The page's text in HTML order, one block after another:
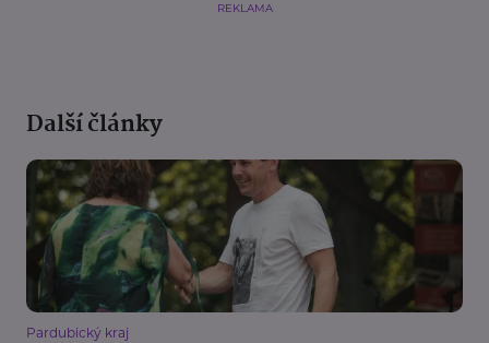
REKLAMA
Další články
Pardubický kraj